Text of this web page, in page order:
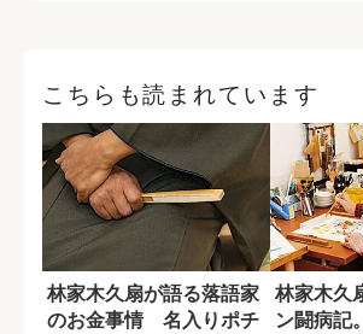
こちらも読まれています
林家木久扇が語る落語家
のお金事情 名入りポチ
林家木久
ン闘病記